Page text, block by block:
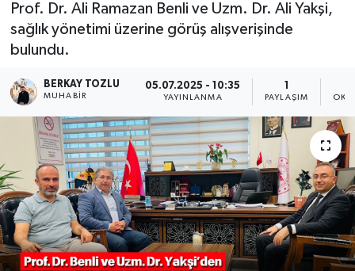
Prof. Dr. Ali Ramazan Benli ve Uzm. Dr. Ali Yakşi,
sağlık yönetimi üzerine görüş alışverişinde
bulundu.
BERKAY TOZLU
MUHABIR
05.07.2025 - 10:35
YAYINLANMA PAYLAŞIM